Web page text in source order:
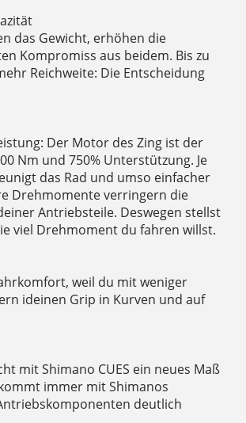
das Gewicht, erhöhen die
Kompromiss aus beidem. Bis zu
Reichweite: Die Entscheidung
Der Motor des Zing ist der
Nm und 750% Unterstützung. Je
das Rad und umso einfacher
Drehmomente verringern die
Antriebsteile. Deswegen stellst
viel Drehmoment du fahren willst.
weil du mit weniger
ideinen Grip in Kurven und auf
mit Shimano CUES ein neues Maß
immer mit Shimanos
deutlich